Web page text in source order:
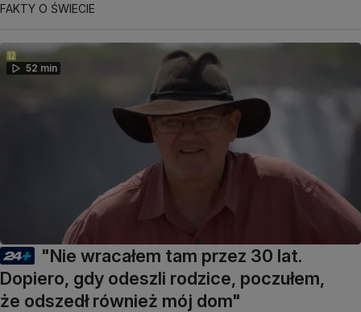
FAKTY O ŚWIECIE
52 min
"Nie wracałem tam przez 30 lat.
Dopiero, gdy odeszli rodzice, poczułem,
że odszedł również mój dom"